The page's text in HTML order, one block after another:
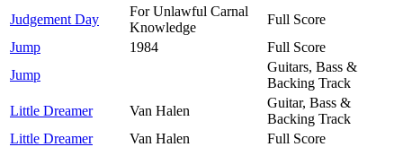
Judgement Day
For Unlawful Carnal
Knowledge
Full Score
Jump
1984
Full Score
Jump
Guitars, Bass &
Backing Track
Little Dreamer
Van Halen
Guitar, Bass &
Backing Track
Little Dreamer
Van Halen
Full Score